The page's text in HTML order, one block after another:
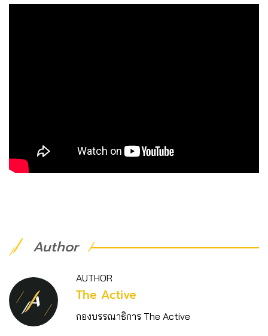
Author
AUTHOR
The Active
กองบรรณาธิการ The Active